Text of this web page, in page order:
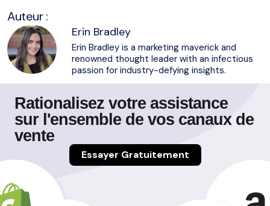
Auteur :
Erin Bradley
Erin Bradley is a marketing maverick and
renowned thought leader with an infectious
passion for industry-defying insights.
Rationalisez votre assistance
sur l'ensemble de vos canaux de
vente
Essayer Gratuitement